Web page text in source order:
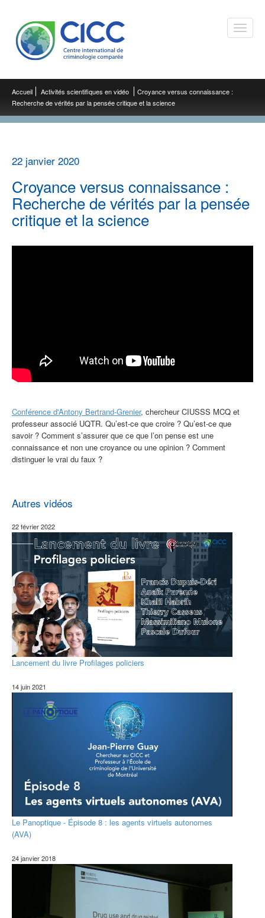
Toggle
Accueil Activités scientifiques en vidéo
Croyance versus connaissance :
Recherche de vérités par la pensée critique et la science
22 janvier 2020
Croyance versus connaissance :
Recherche de vérités par la pensée
critique et la science
Conférence d'Antony Bertrand-Grenier, chercheur CIUSSS MCQ et
professeur associé UQTR. Qu’est-ce que croire ? Qu’est-ce que
savoir ? Comment s’assurer que ce que l’on pense est une
connaissance et non une croyance ou une opinion ? Comment
distinguer le vrai du faux ?
Autres vidéos
22 février 2022
Lancement du livre Profilages policiers
14 juin 2021
Le Panoptique - Épisode 8 : les agents virtuels autonomes
(AVA)
24 janvier 2018